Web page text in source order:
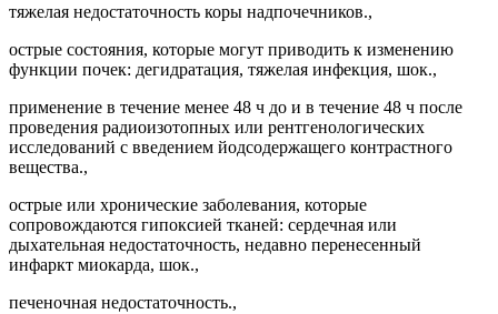
тяжелая недостаточность коры надпочечников.,
острые состояния, которые могут приводить к изменению
функции почек: дегидратация, тяжелая инфекция, шок.,
применение в течение менее 48 ч до и в течение 48 ч после
проведения радиоизотопных или рентгенологических
исследований с введением йодсодержащего контрастного
вещества.,
острые или хронические заболевания, которые
сопровождаются гипоксией тканей: сердечная или
дыхательная недостаточность, недавно перенесенный
инфаркт миокарда, шок.,
печеночная недостаточность.,